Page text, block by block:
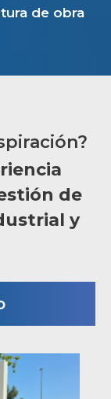
de obra
de
y